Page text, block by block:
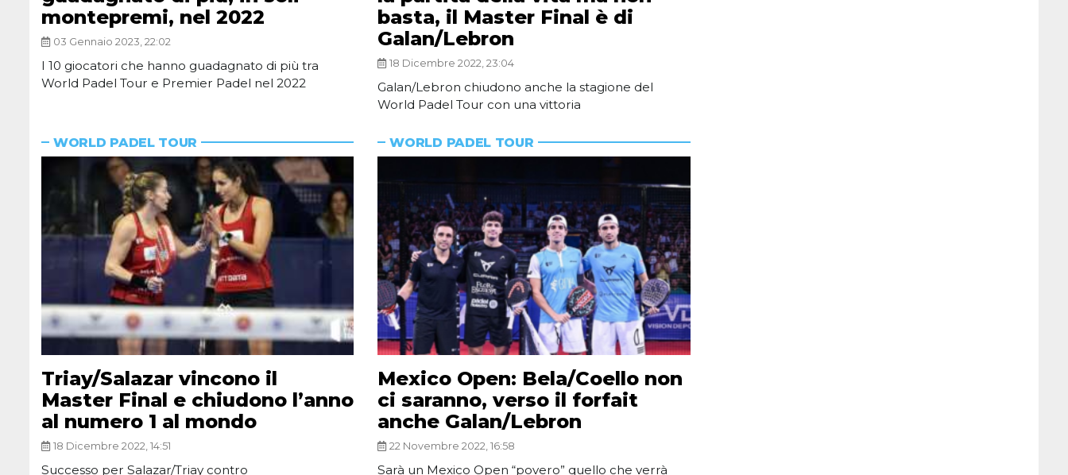
montepremi, nel 2022
03 Gennaio 2023, 22:02
I 10 giocatori che hanno guadagnato di più tra
World Padel Tour e Premier Padel nel 2022
basta, il Master Final è di
Galan/Lebron
18 Dicembre 2022, 23:04
Galan/Lebron chiudono anche la stagione del
World Padel Tour con una vittoria
WORLD PADEL TOUR
Triay/Salazar vincono il
Master Final e chiudono l’anno
al numero 1 al mondo
18 Dicembre 2022, 14:51
Successo per Salazar/Triay contro
WORLD PADEL TOUR
Mexico Open: Bela/Coello non
ci saranno, verso il forfait
anche Galan/Lebron
22 Novembre 2022, 16:58
Sarà un Mexico Open “povero” quello che verrà